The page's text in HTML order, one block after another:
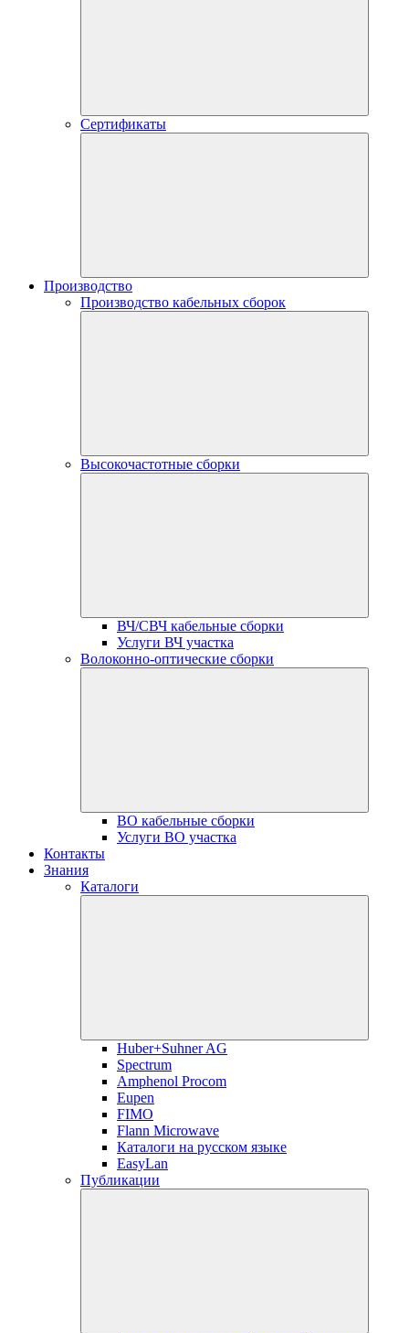
Сертификаты
Производство
Производство кабельных сборок
Высокочастотные сборки
ВЧ/СВЧ кабельные сборки
Услуги ВЧ участка
Волоконно-оптические сборки
ВО кабельные сборки
Услуги ВО участка
Контакты
Знания
Каталоги
Huber+Suhner AG
Spectrum
Amphenol Procom
Eupen
FIMO
Flann Microwave
Каталоги на русском языке
EasyLan
Публикации